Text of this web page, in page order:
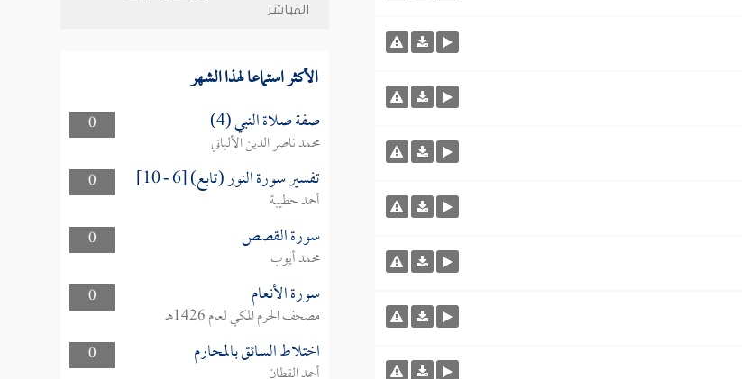
المباشر
الأكثر استماعا لهذا الشهر
0 صفة صلاة النبي (4)
محمد ناصر الدين الألباني
0
تفسير سورة النور (تابع) [6 - 10]
أحمد حطيبة
0
سورة القصص
محمد أيوب
0
سورة الأنعام
مصحف الحرم المكي لعام 1426هـ
0
اختلاط السائق بالمحارم